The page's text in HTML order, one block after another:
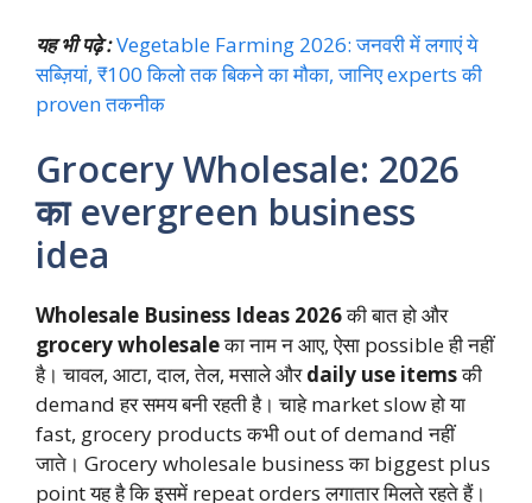
यह भी पढ़े :Vegetable Farming 2026: जनवरी में लगाएं ये
सब्ज़ियां, ₹100 किलो तक बिकने का मौका, जानिए experts की
proven तकनीक
Grocery Wholesale: 2026
का evergreen business
idea
Wholesale Business Ideas 2026की बात हो और
grocery wholesaleका नाम न आए, ऐसा possible ही नहीं
है। चावल, आटा, दाल, तेल, मसाले औरdaily use itemsकी
demand हर समय बनी रहती है। चाहे market slow हो या
fast, grocery products कभी out of demand नहीं
जाते। Grocery wholesale business का biggest plus
point यह है कि इसमें repeat orders लगातार मिलते रहते हैं।